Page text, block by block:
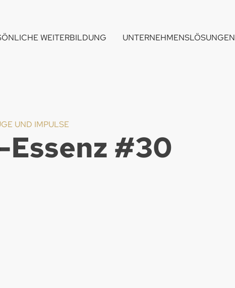
WEITERBILDUNG UNTERNEHMENSLÖSUNGEN
UND IMPULSE
#30